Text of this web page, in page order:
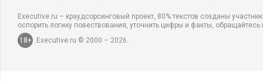
Executive.ru – краудсорсинговый проект, 80% текстов созданы
оспорить логику повествования, уточнить цифры и факты,
18+
Executive.ru © 2000 – 2026.